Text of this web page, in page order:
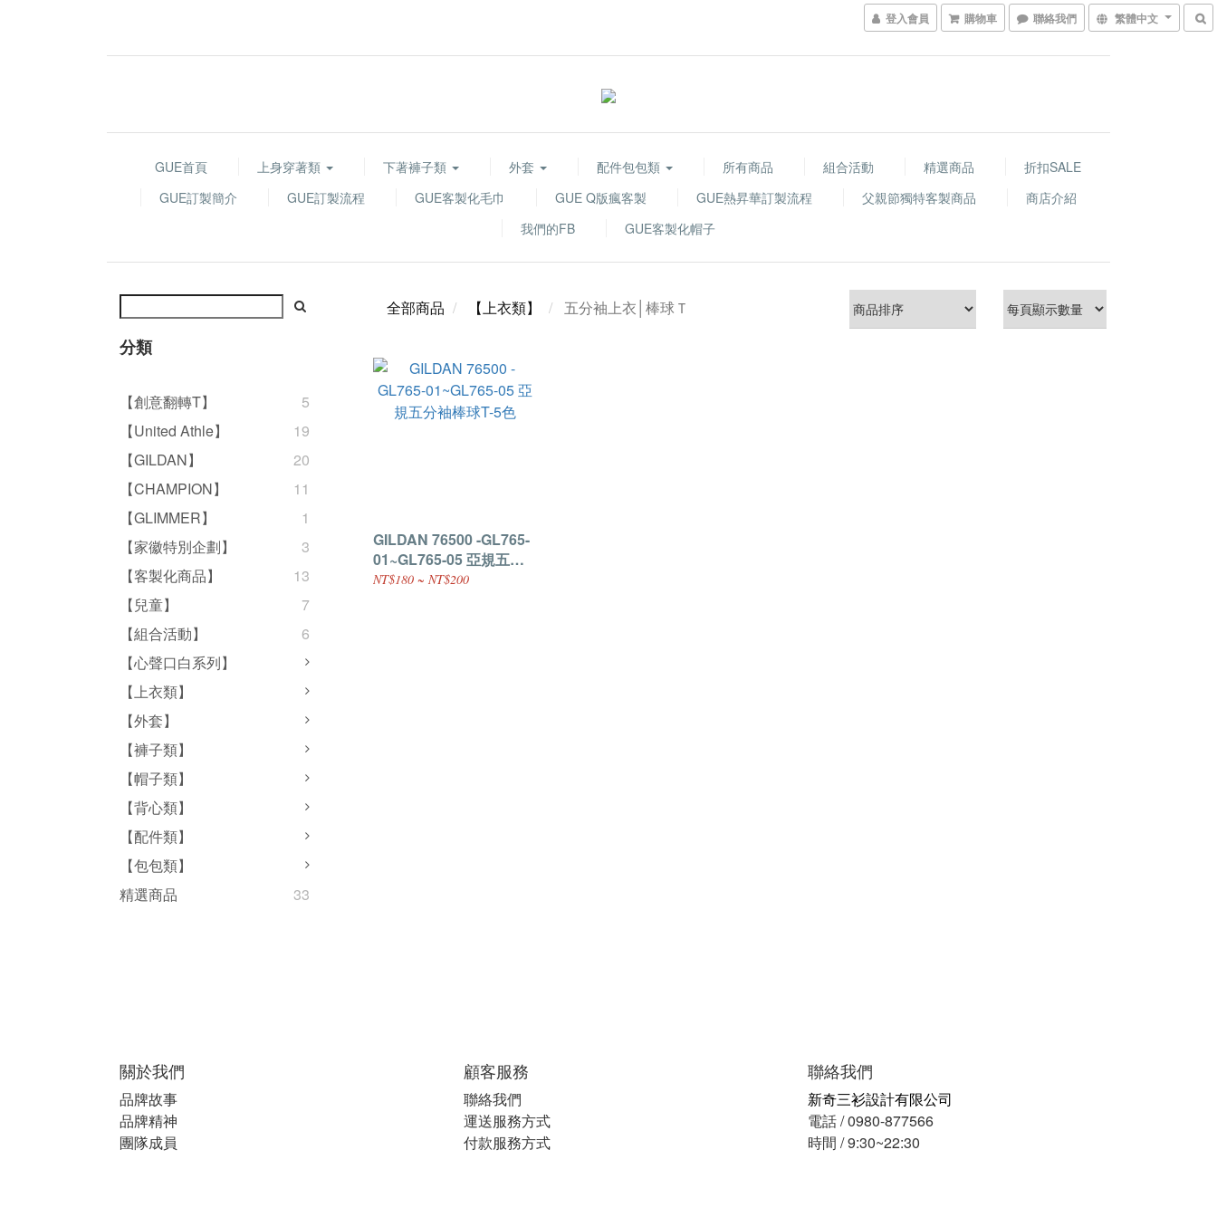
登入會員 購物車 聯絡我們 繁體中文
GUE首頁 上身穿著類 下著褲子類 外套 配件包包類 所有商品 組合活動 精選商品
折扣SALE
GUE訂製簡介
GUE訂製流程 GUE客製化毛巾 GUE Q版瘋客製 GUE熱昇華訂製流程 父親節獨特客製商品
商店介紹
我們的FB
GUE客製化帽子
分類
【創意翻轉T】
5
【United Athle】
19
【GILDAN】
20
【CHAMPION】
11
【GLIMMER】
1
【家徽特別企劃】
3
【客製化商品】
13
【兒童】
7
【組合活動】
6
【心聲口白系列】
【上衣類】
【外套】
【褲子類】
【帽子類】
【背心類】
【配件類】
【包包類】
精選商品
33
全部商品 【上衣類】 五分袖上衣│棒球Ｔ
GILDAN 76500 -GL765-
01~GL765-05 亞規五分
袖棒球T-5色
NT$180 ~ NT$200
關於我們
品牌故事
品牌精神
團隊成員
顧客服務
聯絡我們
運送服務方式
付款服務方式
聯絡我們
新奇三衫設計有限公司
電話 / 0980-877566
時間 / 9:30~22:30